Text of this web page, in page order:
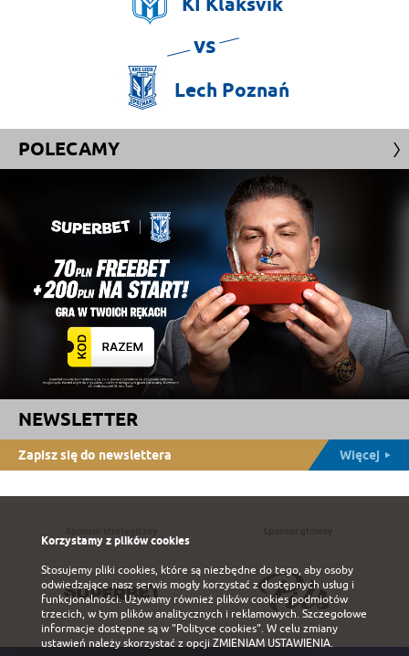
vs
Lech Poznań
POLECAMY
NEWSLETTER
Zapisz się do newslettera Więcej
Korzystamy z plików cookies
Stosujemy pliki cookies, które są niezbędne do tego, aby osoby
odwiedzające nasz serwis mogły korzystać z dostępnych usług i
funkcjonalności. Używamy również plików cookies podmiotów
trzecich, w tym plików analitycznych i reklamowych. Szczegołowe
informacje dostępne są w"Polityce cookies". W celu zmiany
ustawień należy skorzystać z opcji ZMIENIAM USTAWIENIA.